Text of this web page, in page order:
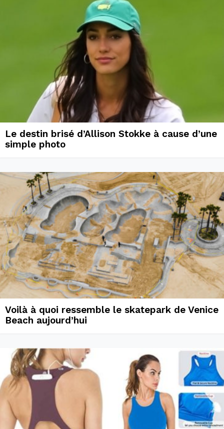
Le destin brisé d’Allison Stokke à cause d’une
simple photo
Voilà à quoi ressemble le skatepark de Venice
Beach aujourd’hui